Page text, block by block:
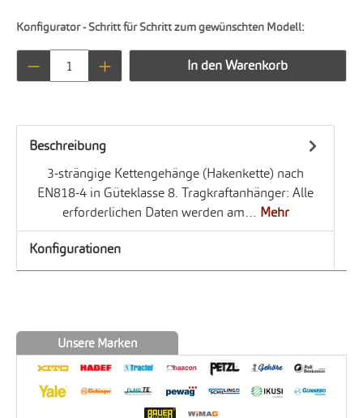
Konfigurator - Schritt für Schritt zum gewünschten Modell:
Produkt Anzahl: Gib den gewünschten
In den Warenkorb
Beschreibung
3-strängige Kettengehänge (Hakenkette) nach
EN818-4 in Güteklasse 8. Tragkraftanhänger: Alle
erforderlichen Daten werden am… Mehr
Konfigurationen
Unsere Marken